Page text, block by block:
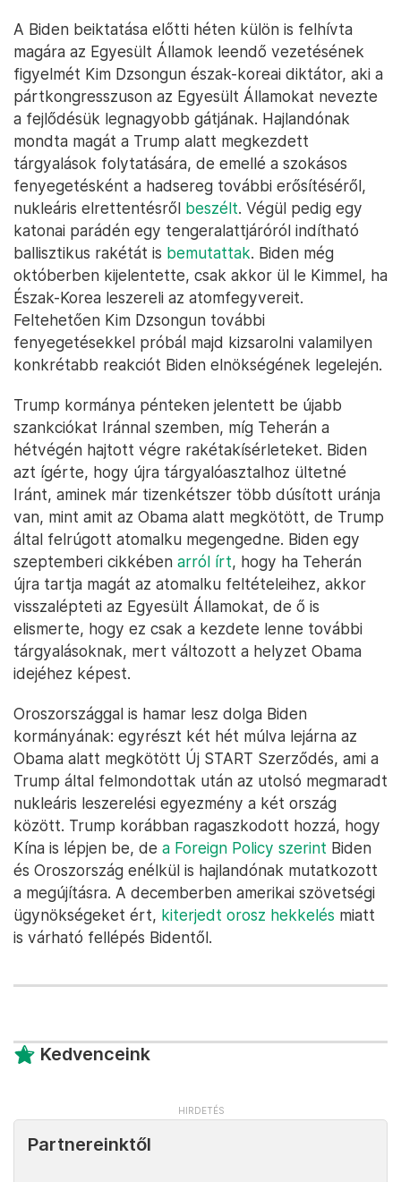
A Biden beiktatása előtti héten külön is felhívta
magára az Egyesült Államok leendő vezetésének
figyelmét Kim Dzsongun észak-koreai diktátor, aki a
pártkongresszuson az Egyesült Államokat nevezte
a fejlődésük legnagyobb gátjának. Hajlandónak
mondta magát a Trump alatt megkezdett
tárgyalások folytatására, de emellé a szokásos
fenyegetésként a hadsereg további erősítéséről,
nukleáris elrettentésről beszélt. Végül pedig egy
katonai parádén egy tengeralattjáróról indítható
ballisztikus rakétát is bemutattak. Biden még
októberben kijelentette, csak akkor ül le Kimmel, ha
Észak-Korea leszereli az atomfegyvereit.
Feltehetően Kim Dzsongun további
fenyegetésekkel próbál majd kizsarolni valamilyen
konkrétabb reakciót Biden elnökségének legelején.
Trump kormánya pénteken jelentett be újabb
szankciókat Iránnal szemben, míg Teherán a
hétvégén hajtott végre rakétakísérleteket. Biden
azt ígérte, hogy újra tárgyalóasztalhoz ültetné
Iránt, aminek már tizenkétszer több dúsított uránja
van, mint amit az Obama alatt megkötött, de Trump
által felrúgott atomalku megengedne. Biden egy
szeptemberi cikkében arról írt, hogy ha Teherán
újra tartja magát az atomalku feltételeihez, akkor
visszalépteti az Egyesült Államokat, de ő is
elismerte, hogy ez csak a kezdete lenne további
tárgyalásoknak, mert változott a helyzet Obama
idejéhez képest.
Oroszországgal is hamar lesz dolga Biden
kormányának: egyrészt két hét múlva lejárna az
Obama alatt megkötött Új START Szerződés, ami a
Trump által felmondottak után az utolsó megmaradt
nukleáris leszerelési egyezmény a két ország
között. Trump korábban ragaszkodott hozzá, hogy
Kína is lépjen be, de a Foreign Policy szerint Biden
és Oroszország enélkül is hajlandónak mutatkozott
a megújításra. A decemberben amerikai szövetségi
ügynökségeket ért, kiterjedt orosz hekkelés miatt
is várható fellépés Bidentől.
Kedvenceink
Partnereinktől